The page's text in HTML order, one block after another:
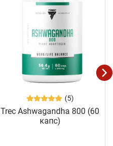
(5)
Trec Ashwagandha 800 (60
капс)